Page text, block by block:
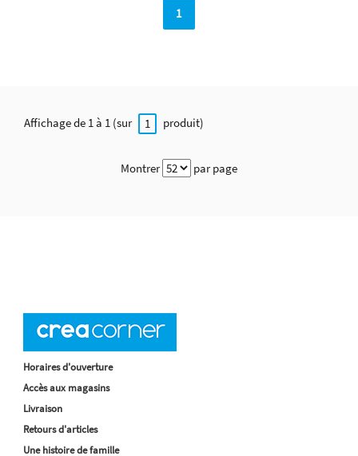
1
Affichage de 1 à 1 (sur 1 produit)
Montrer par page
Horaires d'ouverture
Accès aux magasins
Livraison
Retours d'articles
Une histoire de famille